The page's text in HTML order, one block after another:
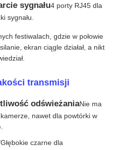
LED
sygnału4 porty RJ45 dla
sygnału.
festiwalach, gdzie w połowie
ekran ciągle działał, a nikt
transmisji
odświeżaniaNie ma
nawet dla powtórki w
czarne dla